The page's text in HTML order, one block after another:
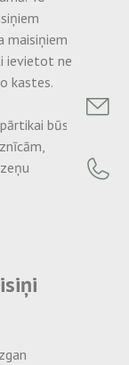
maisiņiem
ievietot ne
kastes.
būs